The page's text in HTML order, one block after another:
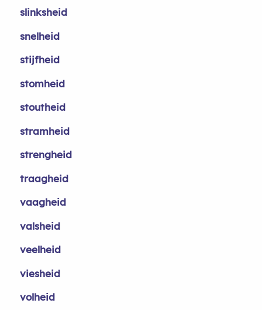
slinksheid
snelheid
stijfheid
stomheid
stoutheid
stramheid
strengheid
traagheid
vaagheid
valsheid
veelheid
viesheid
volheid